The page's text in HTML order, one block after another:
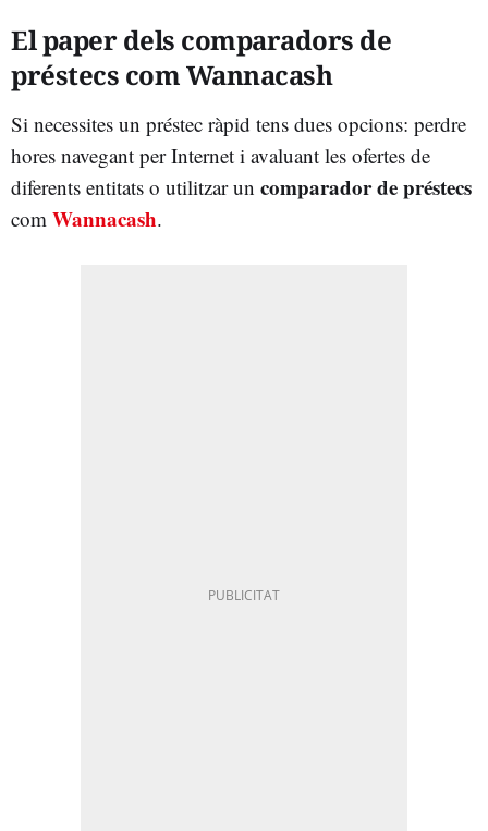
El paper dels comparadors de
préstecs com Wannacash
Si necessites un préstec ràpid tens dues opcions: perdre
hores navegant per Internet i avaluant les ofertes de
diferents entitats o utilitzar un comparador de préstecs
com Wannacash.